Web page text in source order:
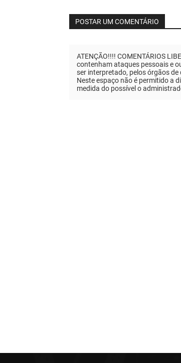
POSTAR UM COMENTÁRIO
ATENÇÃO!!!! COMENTÁRIOS
contenham ataques pessoais e
ser interpretado, pelos órgãos
Neste espaço não é permitido a
medida do possível o